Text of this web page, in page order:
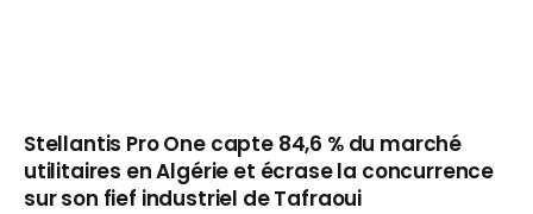
Stellantis Pro One capte 84,6 % du marché
utilitaires en Algérie et écrase la concurrence
sur son fief industriel de Tafraoui